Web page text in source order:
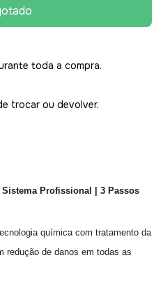
toda a compra.
trocar ou devolver.
Profissional | 3 Passos
química com tratamento da
redução de danos em todas as